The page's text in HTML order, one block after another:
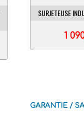
SURJETEUSE
1
GARANTIE /